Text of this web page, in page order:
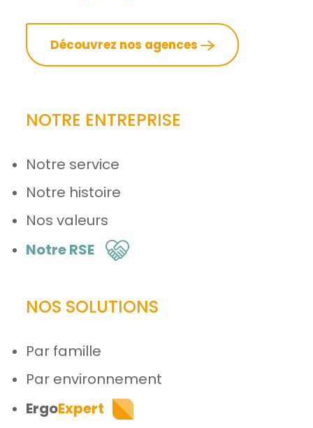
Découvrez nos agences
NOTRE ENTREPRISE
Notre service
Notre histoire
Nos valeurs
Notre RSE
NOS SOLUTIONS
Par famille
Par environnement
ErgoExpert